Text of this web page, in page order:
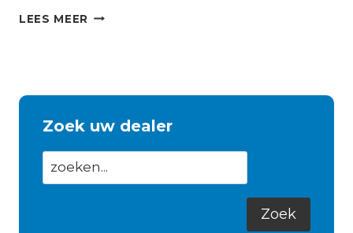
LEES MEER SLEIPNER
Zoek uw dealer